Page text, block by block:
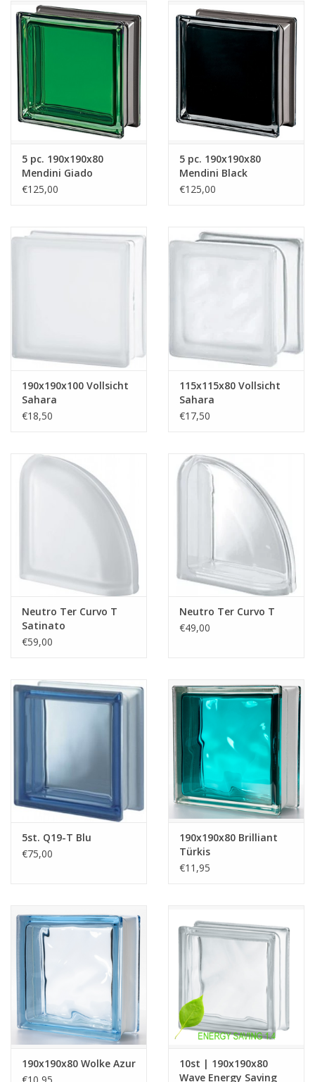
5 pc. 190x190x80
Mendini Giado
€125,00
5 pc. 190x190x80
Mendini Black
€125,00
190x190x100 Vollsicht
Sahara
€18,50
115x115x80 Vollsicht
Sahara
€17,50
Neutro Ter Curvo T
Satinato
€59,00
Neutro Ter Curvo T
€49,00
5st. Q19-T Blu
€75,00
190x190x80 Brilliant
Türkis
€11,95
190x190x80 Wolke Azur
10st | 190x190x80
Wave Energy Saving